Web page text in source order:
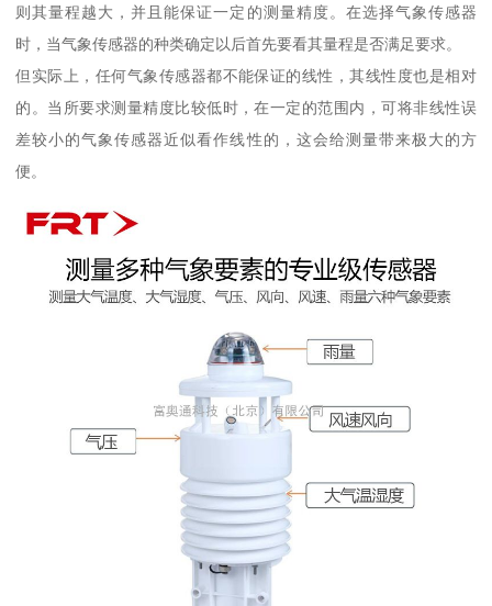
则其量程越大，并且能保证一定的测量精度。在选择气象传感器
时，当气象传感器的种类确定以后首先要看其量程是否满足要求。
但实际上，任何气象传感器都不能保证的线性，其线性度也是相对
的。当所要求测量精度比较低时，在一定的范围内，可将非线性误
差较小的气象传感器近似看作线性的，这会给测量带来极大的方
便。